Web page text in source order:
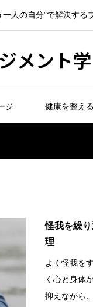
人の自分”で解決する
メント学
ジ 健康を整える
怪我を繰
理
よく怪我を
く心と身体
抑えながら